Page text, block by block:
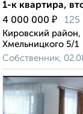
1-к квартира,
4 000 000 ₽ 125
Кировский
Хмельницкого 5/1
Собственник,